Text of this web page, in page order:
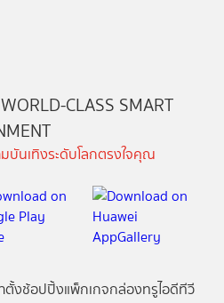
CLASS SMART
บันเทิงระดับโลกตรงใจคุณ
ตั้งช้อปปิ้งแพ็กเกจกล่องทรูไอดีทีวี